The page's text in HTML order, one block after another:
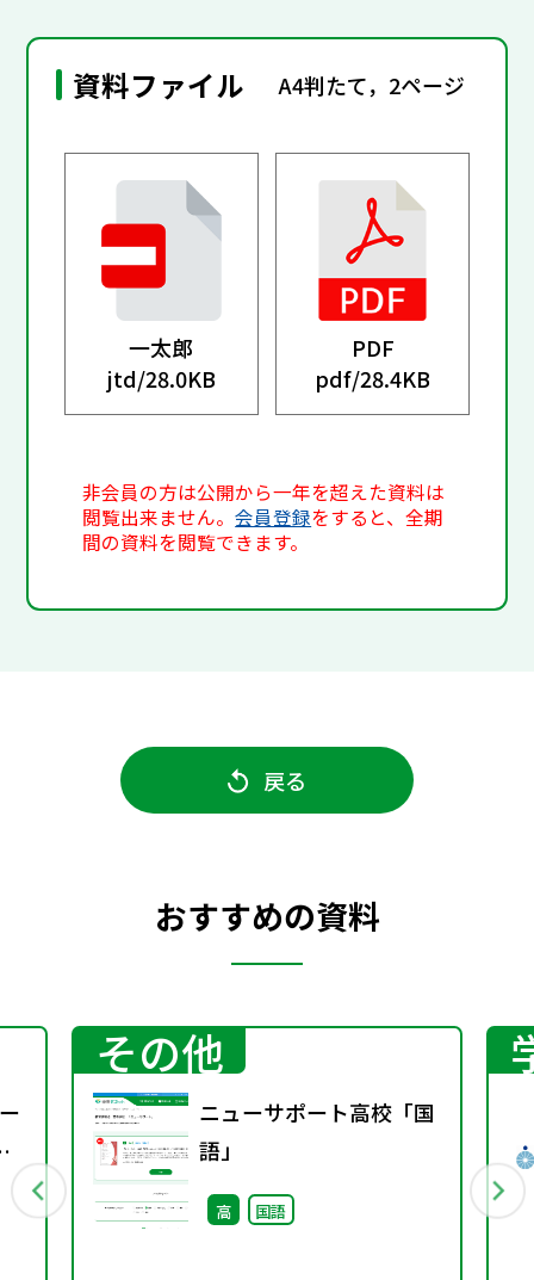
資料ファイル A4判たて，2ページ
一太郎
jtd/28.0KB
PDF
pdf/28.4KB
非会員の方は公開から一年を超えた資料は
閲覧出来ません。会員登録をすると、全期
間の資料を閲覧できます。
戻る
おすすめの資料
その他
ニューサポート高校「国
語」
高 国語